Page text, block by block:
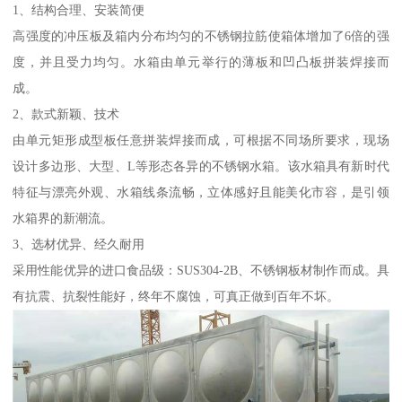
1、结构合理、安装简便
高强度的冲压板及箱内分布均匀的不锈钢拉筋使箱体增加了6倍的强
度，并且受力均匀。水箱由单元举行的薄板和凹凸板拼装焊接而
成。
2、款式新颖、技术
由单元矩形成型板任意拼装焊接而成，可根据不同场所要求，现场
设计多边形、大型、L等形态各异的不锈钢水箱。该水箱具有新时代
特征与漂亮外观、水箱线条流畅，立体感好且能美化市容，是引领
水箱界的新潮流。
3、选材优异、经久耐用
采用性能优异的进口食品级：SUS304-2B、不锈钢板材制作而成。具
有抗震、抗裂性能好，终年不腐蚀，可真正做到百年不坏。